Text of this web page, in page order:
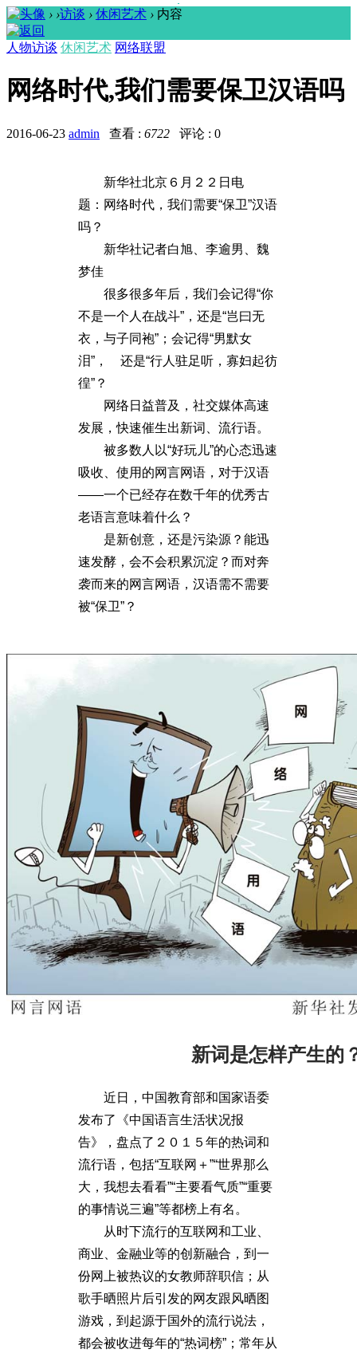
› ›访谈 › 休闲艺术 › 内容
人物访谈 休闲艺术 网络联盟
网络时代,我们需要保卫汉语吗
2016-06-23 admin 查看 : 6722 评论 : 0
新华社北京６月２２日电
题：网络时代，我们需要“保卫”汉语
吗？
新华社记者白旭、李逾男、魏
梦佳
很多很多年后，我们会记得“你
不是一个人在战斗”，还是“岂曰无
衣，与子同袍”；会记得“男默女
泪”， 还是“行人驻足听，寡妇起彷
徨”？
网络日益普及，社交媒体高速
发展，快速催生出新词、流行语。
被多数人以“好玩儿”的心态迅速
吸收、使用的网言网语，对于汉语
——一个已经存在数千年的优秀古
老语言意味着什么？
是新创意，还是污染源？能迅
速发酵，会不会积累沉淀？而对奔
袭而来的网言网语，汉语需不需要
被“保卫”？
新词是怎样产生的
近日，中国教育部和国家语委
发布了《中国语言生活状况报
告》，盘点了２０１５年的热词和
流行语，包括“互联网＋”“世界那么
大，我想去看看”“主要看气质”“重要
的事情说三遍”等都榜上有名。
从时下流行的互联网和工业、
商业、金融业等的创新融合，到一
份网上被热议的女教师辞职信；从
歌手晒照片后引发的网友跟风晒图
游戏，到起源于国外的流行说法，
都会被收进每年的“热词榜”；常年从